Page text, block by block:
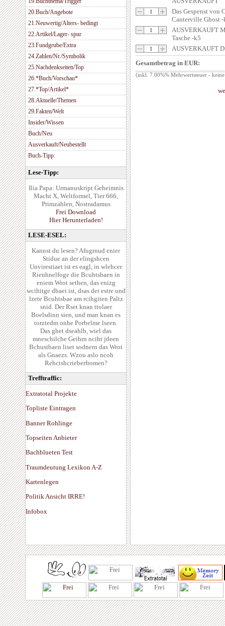
20.Buch/Angebote
21.Neuwertig/Alters- bedingt
22.Artikel/Lager- spur
23.Fundgrube/Extra
24.Zahlen/Nr./Symbolik
25.Nachdenkseiten/Top
26.*Buch/Vorschau*
27.*Top/Artikel*
28.Aktuelle/Themen
29.Fakten/Welt
Insider/Wissen
Buch/Neu
Ausverkauft/Neubestellt
Buch-Tipp:
Lese-Tipp:
Ilia Papa: Urmanuskript Geheimnis
Macht X, Weltformel, Tier 666,
Primzahlen, Nostradamus
Frei Download
Hier Herunterladen!
LESE-ESEL:
Kannst du lesen? Afugrnud enier
Stidue an der elingshcen
Unvirestiaet ist es eagl, in wlehcer
Rienhnelfoge die Bcuhtsbaen in
eniem Wrot sethen, das enizg
wcihitge dbaei ist, dsas der estre und
lzete Bcuhtsbae am rcihgiten Paltz
snid. Der Rset knan ttolaer
Boelsdinn sien, und man knan es
torztedm onhe Porbelme lseen.
Das ghet dseahlb, wiel das
mneschilche Geihrn nciht jdeen
Bchustbaen liset sodnern das Wrot
als Gnaezs. Wzou aslo ncoh
Rehctshcrieberfromen?
Trefftraffic:
Extratotal Projekte
Topliste Eintragen
Banner Rohlinge
Topseiten Anbieter
Bachblueten Test
Traumdeutung Lexikon A-Z
Kartenlegen
Politik Ansicht IRRE!
Infobox
Das Gespenst von
Canterville Ghost
AUSVERKAUFT
Tasche -k5
AUSVERKAUFT
Gesamtbetrag in EUR:
(inkl. 7.00%% Mehrwertsteuer - keine